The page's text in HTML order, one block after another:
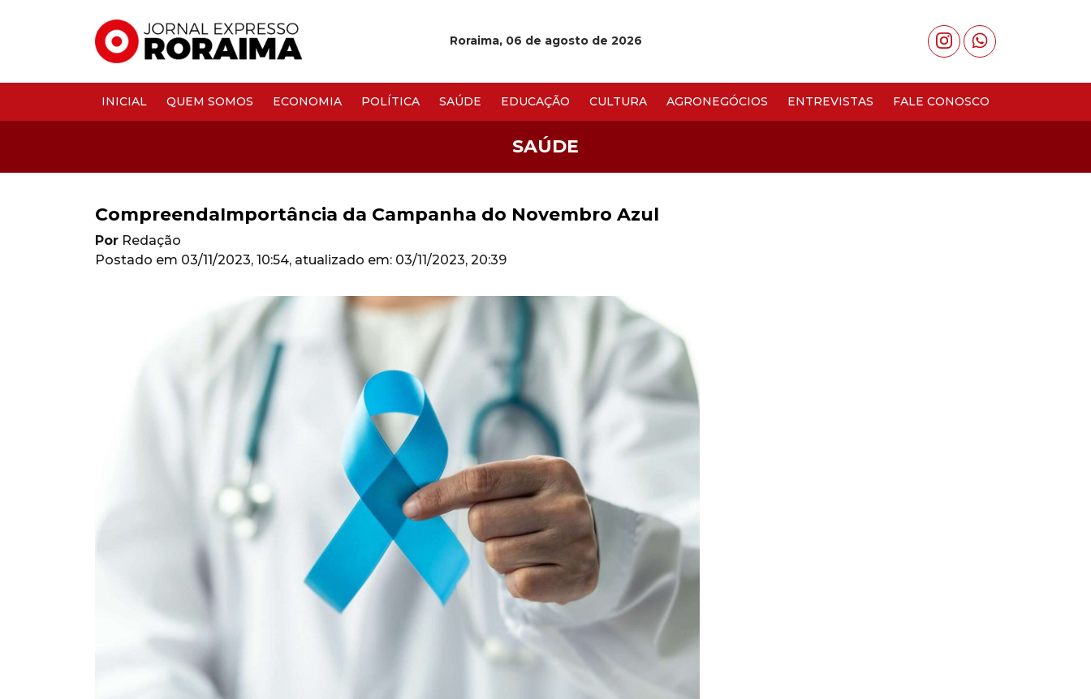
Roraima, 06 de agosto de 2026
INICIAL QUEM SOMOS ECONOMIA POLÍTICA SAÚDE EDUCAÇÃO CULTURA AGRONEGÓCIOS ENTREVISTAS FALE CONOSCO
SAÚDE
CompreendaImportância da Campanha do Novembro Azul
Por Redação
Postado em 03/11/2023, 10:54, atualizado em: 03/11/2023, 20:39